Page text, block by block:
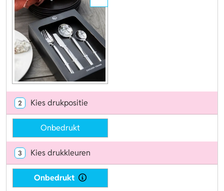
2 Kies drukpositie
Onbedrukt
3 Kies drukkleuren
Onbedrukt